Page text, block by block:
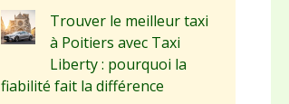
Trouver le meilleur taxi
à Poitiers avec Taxi
Liberty : pourquoi la
fiabilité fait la différence